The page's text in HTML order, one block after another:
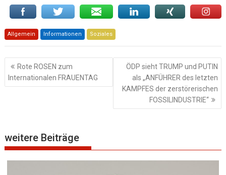
Allgemein Informationen Soziales
Beitragsnavigation
Rote ROSEN zum
Internationalen FRAUENTAG
ÖDP sieht TRUMP und PUTIN
als „ANFÜHRER des letzten
KAMPFES der zerstörerischen
FOSSILINDUSTRIE“
weitere Beiträge